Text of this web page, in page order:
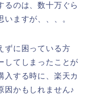
るのは、数十万ぐら
ますが、、、。
ずに困っている方
してしまったことが
入する時に、楽天カ
因かもしれません♪